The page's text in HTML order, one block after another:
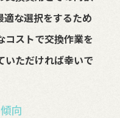
適な選択をするため
コストで交換作業を
いただければ幸いで
向